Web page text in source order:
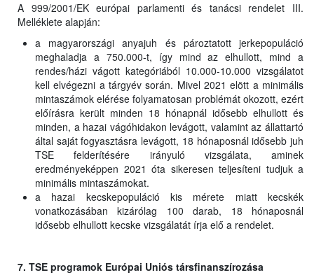
A 999/2001/EK európai parlamenti és tanácsi rendelet III.
Melléklete alapján:
a magyarországi anyajuh és pároztatott jerkepopuláció
meghaladja a 750.000-t, így mind az elhullott, mind a
rendes/házi vágott kategóriából 10.000-10.000 vizsgálatot
kell elvégezni a tárgyév során. Mivel 2021 elött a minimális
mintaszámok elérése folyamatosan problémát okozott, ezért
előírásra került minden 18 hónapnál idősebb elhullott és
minden, a hazai vágóhidakon levágott, valamint az állattartó
által saját fogyasztásra levágott, 18 hónaposnál idősebb juh
TSE felderítésére irányuló vizsgálata, aminek
eredményeképpen 2021 óta sikeresen teljesíteni tudjuk a
minimális mintaszámokat.
a hazai kecskepopuláció kis mérete miatt kecskék
vonatkozásában kizárólag 100 darab, 18 hónaposnál
idősebb elhullott kecske vizsgálatát írja elő a rendelet.
7. TSE programok Európai Uniós társfinanszírozása